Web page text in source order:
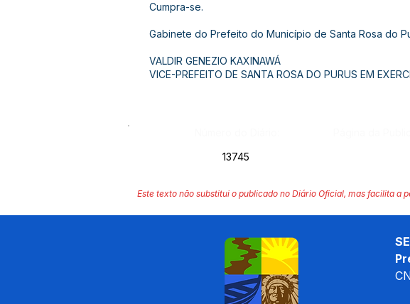
Cumpra-se.
Gabinete do Prefeito do Município de Santa Rosa do
VALDIR GENEZIO KAXINAWÁ
VICE-PREFEITO DE SANTA ROSA DO PURUS EM
13745
Este texto não substitui o publicado no Diário Oficial, mas facilita a